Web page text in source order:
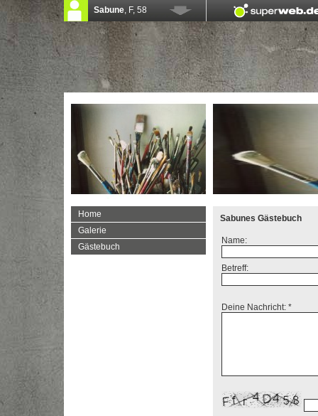
Home
Galerie
Gästebuch
Sabunes Gästebuch
Name:
Betreff:
Deine Nachricht: *